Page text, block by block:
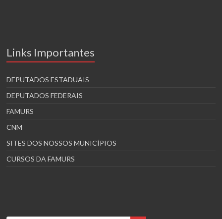
Links Importantes
DEPUTADOS ESTADUAIS
DEPUTADOS FEDERAIS
FAMURS
CNM
SITES DOS NOSSOS MUNICÍPIOS
CURSOS DA FAMURS